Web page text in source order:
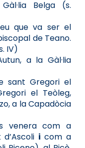
Belga (s.
que va ser el
de Teano.
IV)
a la Gàl·lia
sant Gregori el
el Teòleg,
a la Capadòcia
venera com a
i com a